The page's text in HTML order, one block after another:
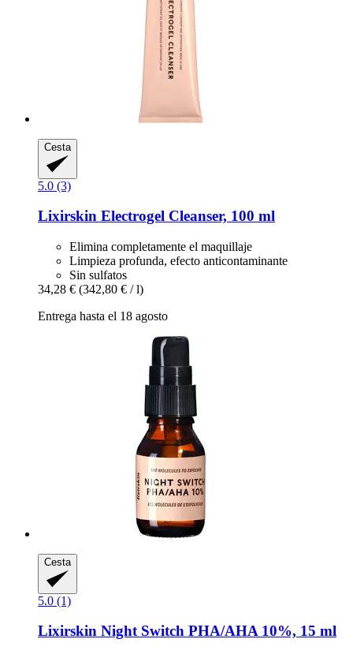
Cesta
5.0 (3)
Lixirskin Electrogel Cleanser, 100 ml
Elimina completamente el maquillaje
Limpieza profunda, efecto anticontaminante
Sin sulfatos
34,28 € (342,80 € / l)
Entrega hasta el 18 agosto
Cesta
5.0 (1)
Lixirskin Night Switch PHA/AHA 10%, 15 ml